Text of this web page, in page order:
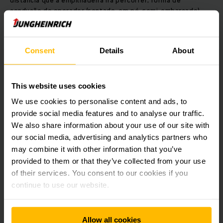
Consent Details About
This website uses cookies
We use cookies to personalise content and ads, to
provide social media features and to analyse our traffic.
We also share information about your use of our site with
our social media, advertising and analytics partners who
may combine it with other information that you’ve
provided to them or that they’ve collected from your use
of their services. You consent to our cookies if you
continue to use our website.
Allow all cookies
condução do operador (sentado, em pé, semi-embarcado),
altura que a carga deve ser elevada, largura do corredor de
que influenciam fortemente na escolha do equipamento
correto. Tudo para que a indicação seja certeira.
A ferramenta inteligente da Jungheinrich também consulta
quantas horas efetivas por dia o equipamento roda e ainda
qual o tipo de matriz energética ideal: baterias de íon-lítio,
baterias de chumbo-ácido, diesel ou gás GLP.
Respondidas todas essas dúvidas, a Jungheinrich exibe na
tela o modelo de empilhadeira mais indicado, com foto, ficha
técnica completa do produto e as razões da escolha. Além
disso, o cliente tem acesso a uma lista de outros modelos